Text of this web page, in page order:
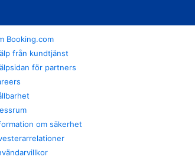
Booking.com
från kundtjänst
för partners
om säkerhet